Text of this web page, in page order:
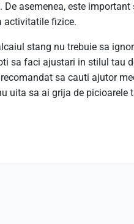
asemenea, este
activitatile fizice.
stang nu trebuie sa
sa faci ajustari in stilul tau
sa cauti ajutor
uita sa ai grija de picioarele